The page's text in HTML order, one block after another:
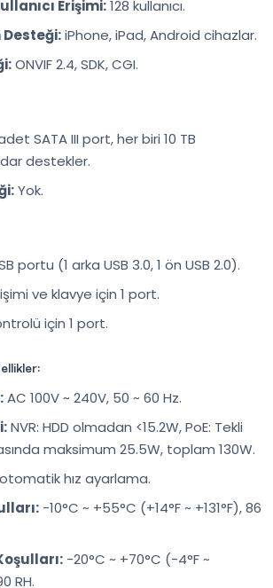
Erişimi:128 kullanıcı.
Desteği:iPhone, iPad, Android cihazlar.
ONVIF 2.4, SDK, CGI.
SATA III port, her biri 10 TB
destekler.
Yok.
portu (1 arka USB 3.0, 1 ön USB 2.0).
ve klavye için 1 port.
için 1 port.
AC 100V ~ 240V, 50 ~ 60 Hz.
NVR: HDD olmadan <15.2W, PoE: Tekli
maksimum 25.5W, toplam 130W.
otomatik hız ayarlama.
-10°C ~ +55°C (+14°F ~ +131°F), 86
-20°C ~ +70°C (-4°F ~
RH.